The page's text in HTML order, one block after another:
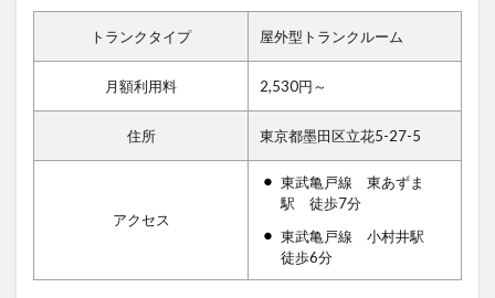
トランクタイプ 屋外型トランクルーム
月額利用料 2,530円～
住所 東京都墨田区立花5-27-5
アクセス
東武亀戸線 東あずま
駅 徒歩7分
東武亀戸線 小村井駅
徒歩6分